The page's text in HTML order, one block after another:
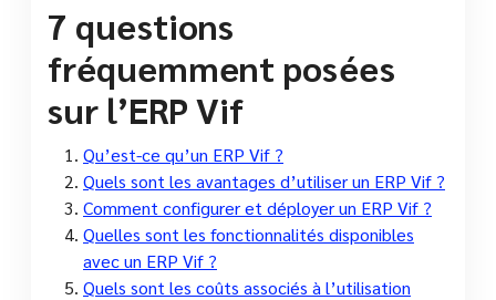
7 questions
fréquemment posées
sur l’ERP Vif
Qu’est-ce qu’un ERP Vif ?
Quels sont les avantages d’utiliser un ERP Vif ?
Comment configurer et déployer un ERP Vif ?
Quelles sont les fonctionnalités disponibles
avec un ERP Vif ?
Quels sont les coûts associés à l’utilisation